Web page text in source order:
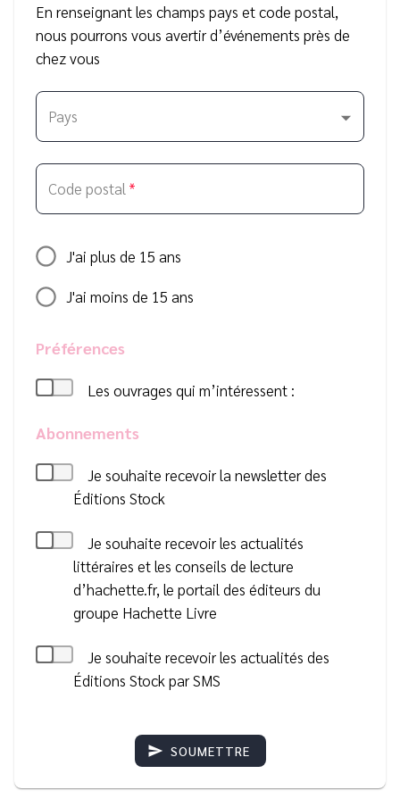
En renseignant les champs pays et code postal,
nous pourrons vous avertir d’événements près de
chez vous
Pays
Code postal *
J'ai plus de 15 ans
J'ai moins de 15 ans
Préférences
Les ouvrages qui m’intéressent :
Abonnements
Je souhaite recevoir la newsletter des
Éditions Stock
Je souhaite recevoir les actualités
littéraires et les conseils de lecture
d’hachette.fr, le portail des éditeurs du
groupe Hachette Livre
Je souhaite recevoir les actualités des
Éditions Stock par SMS
send SOUMETTRE